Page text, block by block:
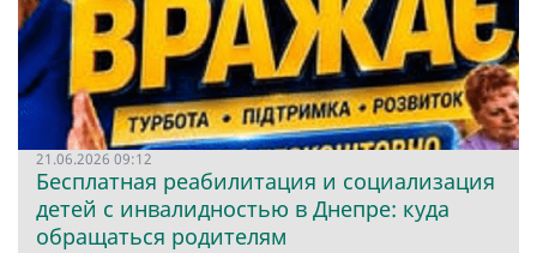
21.06.2026 09:12
Бесплатная реабилитация и социализация
детей с инвалидностью в Днепре: куда
обращаться родителям